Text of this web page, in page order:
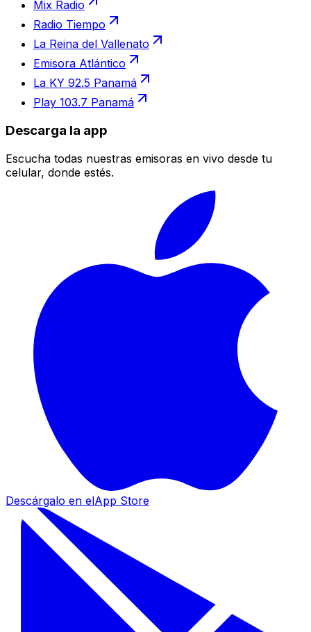
Mix Radio
Radio Tiempo
La Reina del Vallenato
Emisora Atlántico
La KY 92.5 Panamá
Play 103.7 Panamá
Descarga la app
Escucha todas nuestras emisoras en vivo desde tu
celular, donde estés.
Descárgalo en elApp Store